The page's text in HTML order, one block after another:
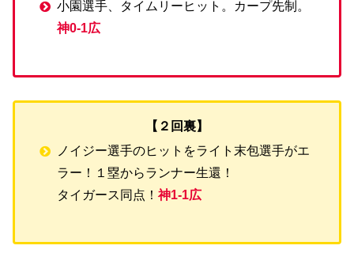
小園選手、タイムリーヒット。カープ先制。
神0-1広
【２回裏】
ノイジー選手のヒットをライト末包選手がエ
ラー！１塁からランナー生還！
タイガース同点！神1-1広